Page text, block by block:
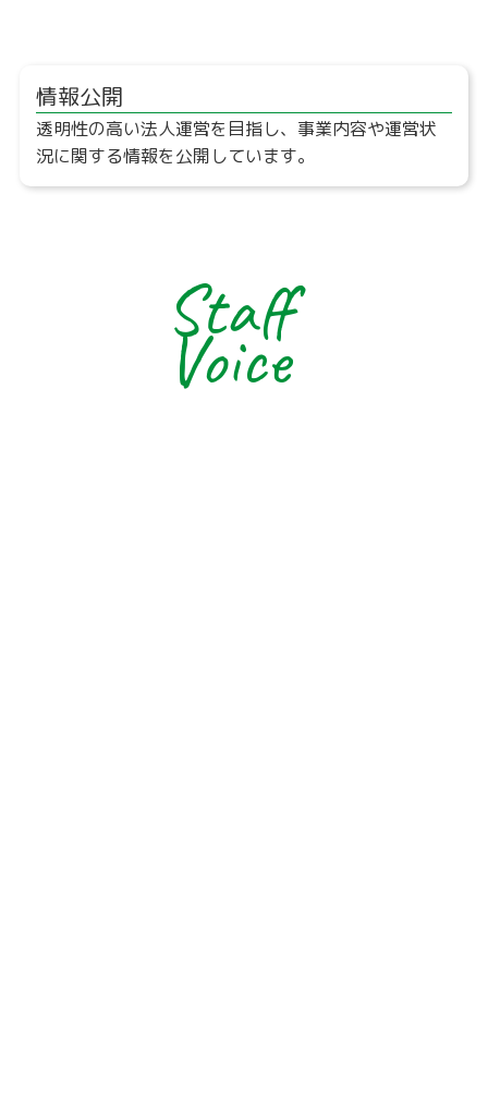
情報公開
透明性の高い法人運営を目指し、事業内容や運営状
況に関する情報を公開しています。
Staff
Voice